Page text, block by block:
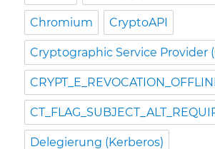
Chromium CryptoAPI
Cryptographic Service Provider
Delegierung (Kerberos)